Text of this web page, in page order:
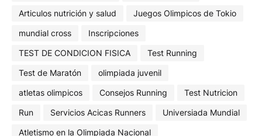
Articulos nutrición y salud
Juegos Olimpicos de Tokio
mundial cross
Inscripciones
TEST DE CONDICION FISICA
Test Running
Test de Maratón
olimpiada juvenil
atletas olimpicos
Consejos Running
Test Nutricion
Run
Servicios Acicas Runners
Universiada Mundial
Atletismo en la Olimpiada Nacional